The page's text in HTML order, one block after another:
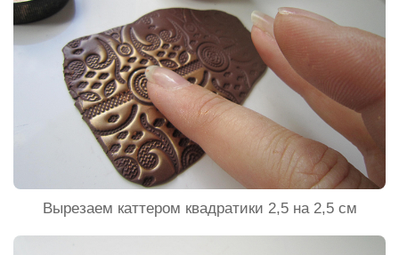
Вырезаем каттером квадратики 2,5 на 2,5 см